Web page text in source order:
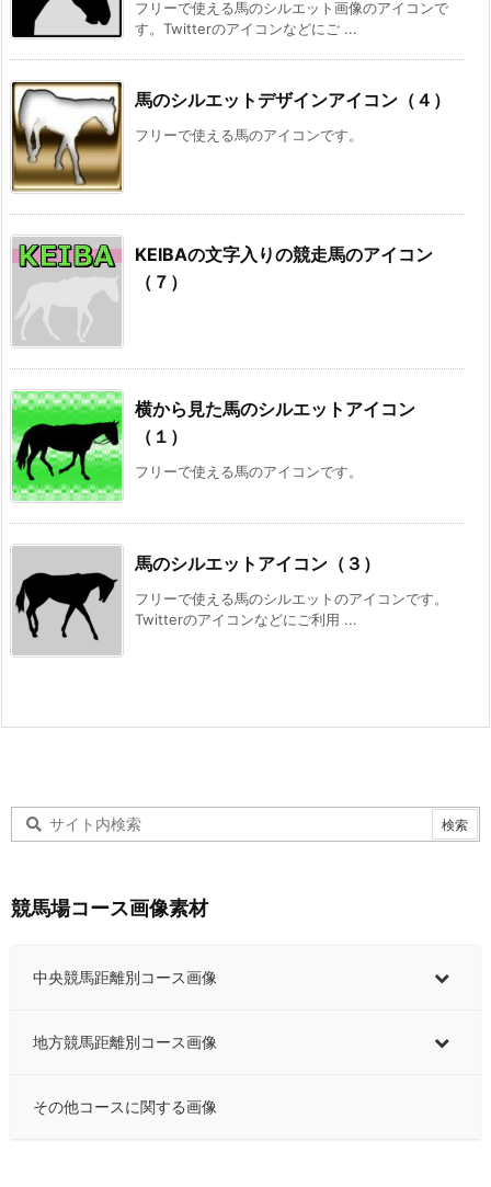
フリーで使える馬のシルエット画像のアイコンで
す。Twitterのアイコンなどにご ...
馬のシルエットデザインアイコン（４）
フリーで使える馬のアイコンです。
KEIBAの文字入りの競走馬のアイコン
（７）
横から見た馬のシルエットアイコン
（１）
フリーで使える馬のアイコンです。
馬のシルエットアイコン（３）
フリーで使える馬のシルエットのアイコンです。
Twitterのアイコンなどにご利用 ...
競馬場コース画像素材
中央競馬距離別コース画像
地方競馬距離別コース画像
その他コースに関する画像